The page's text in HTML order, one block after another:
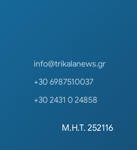
info@trikalanews.gr
+30 6987510037
+30 2431 0 24858
Μ.Η.Τ. 252116